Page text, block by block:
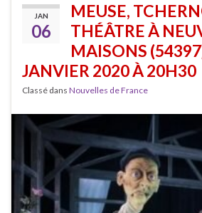
JAN
06
MEUSE,
THÉÂTRE À
MAISONS
JANVIER 2020 À 20H30
Classé dans Nouvelles de France